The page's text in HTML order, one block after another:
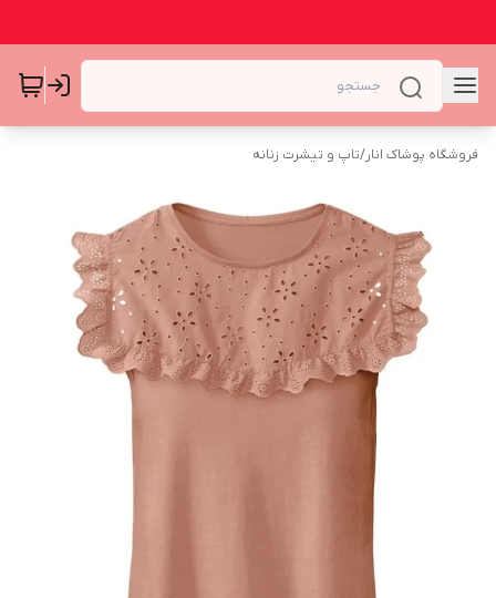
فروشگاه پوشاک انار/تاپ و تیشرت زنانه